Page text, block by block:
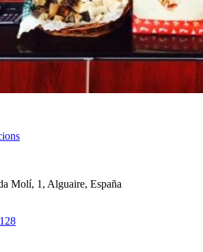
Molí, 1, Alguaire, España